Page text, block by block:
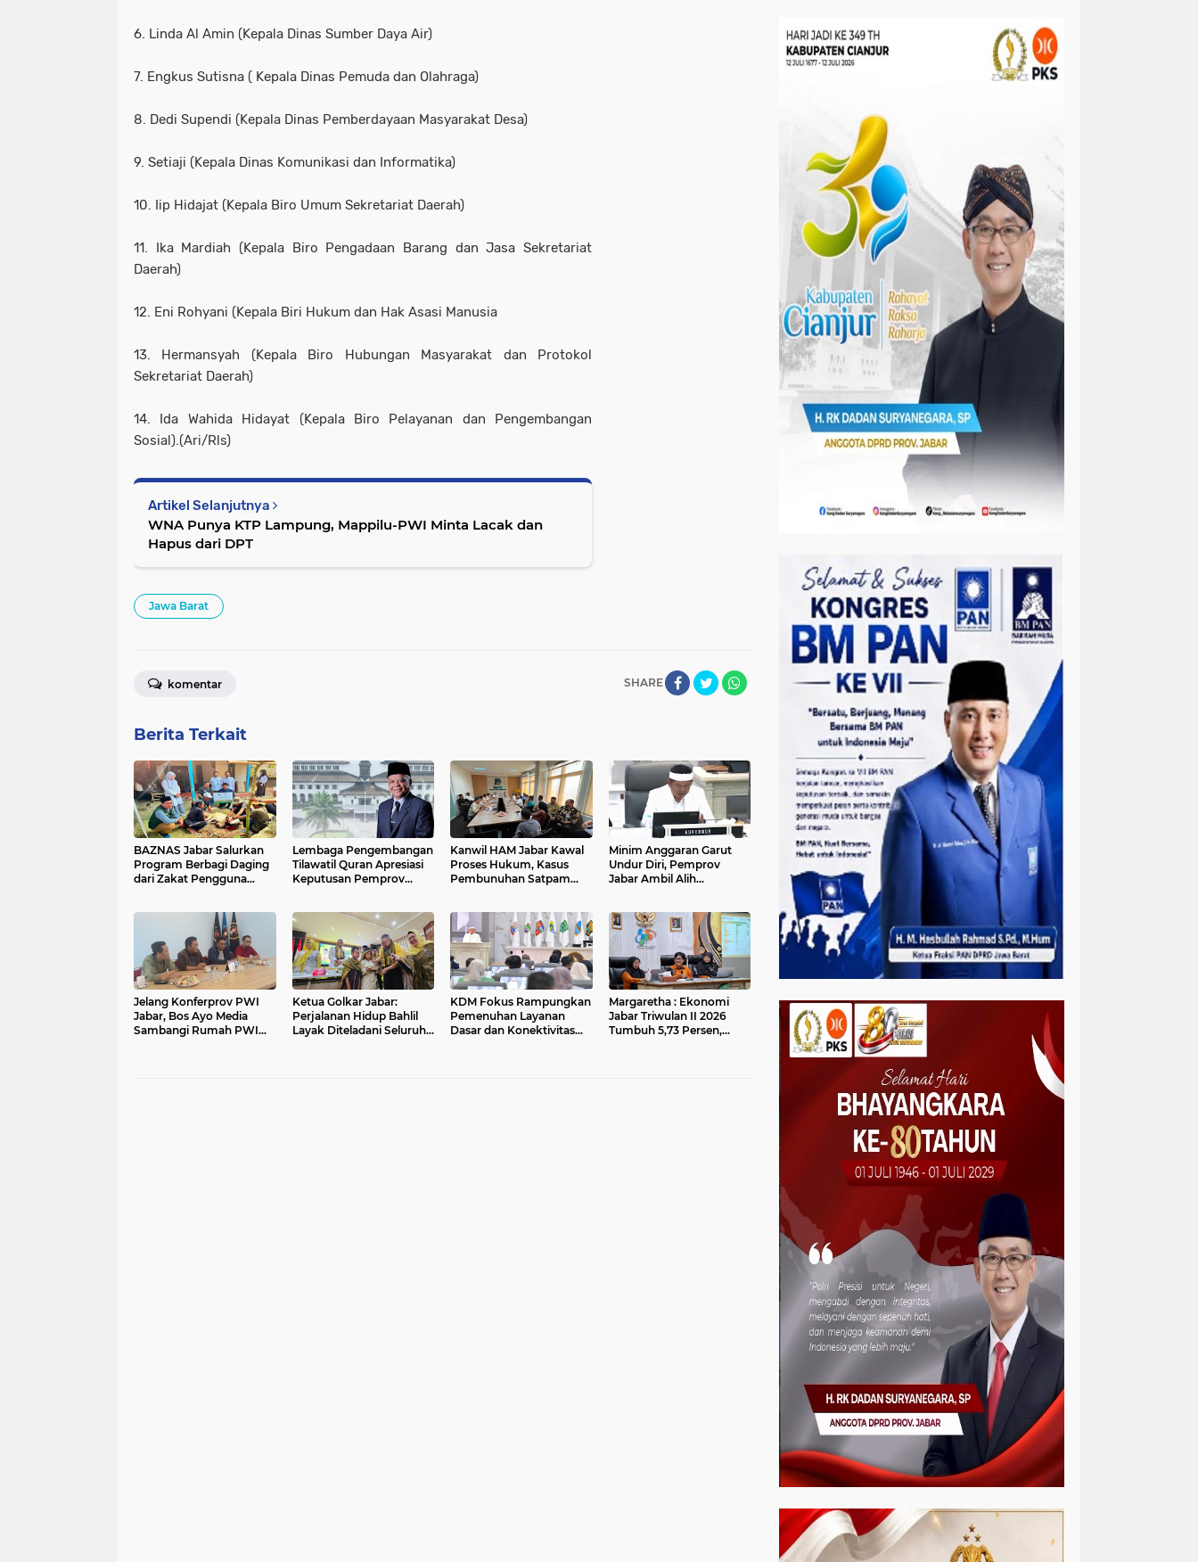
6. Linda Al Amin (Kepala Dinas Sumber Daya Air)
7. Engkus Sutisna ( Kepala Dinas Pemuda dan Olahraga)
8. Dedi Supendi (Kepala Dinas Pemberdayaan Masyarakat Desa)
9. Setiaji (Kepala Dinas Komunikasi dan Informatika)
10. Iip Hidajat (Kepala Biro Umum Sekretariat Daerah)
11. Ika Mardiah (Kepala Biro Pengadaan Barang dan Jasa Sekretariat
Daerah)
12. Eni Rohyani (Kepala Biri Hukum dan Hak Asasi Manusia
13. Hermansyah (Kepala Biro Hubungan Masyarakat dan Protokol
Sekretariat Daerah)
14. Ida Wahida Hidayat (Kepala Biro Pelayanan dan Pengembangan
Sosial).(Ari/Rls)
Artikel Selanjutnya
WNA Punya KTP Lampung, Mappilu-PWI Minta Lacak dan
Hapus dari DPT
Jawa Barat
SHARE
komentar
Berita Terkait
BAZNAS Jabar Salurkan
Program Berbagi Daging
dari Zakat Pengguna
Lembaga Pengembangan
Tilawatil Quran Apresiasi
Keputusan Pemprov
Kanwil HAM Jabar Kawal
Proses Hukum, Kasus
Pembunuhan Satpam
Minim Anggaran Garut
Undur Diri, Pemprov
Jabar Ambil Alih
Jelang Konferprov PWI
Jabar, Bos Ayo Media
Sambangi Rumah PWI
Ketua Golkar Jabar:
Perjalanan Hidup Bahlil
Layak Diteladani Seluruh
KDM Fokus Rampungkan
Pemenuhan Layanan
Dasar dan Konektivitas
Margaretha : Ekonomi
Jabar Triwulan II 2026
Tumbuh 5,73 Persen,